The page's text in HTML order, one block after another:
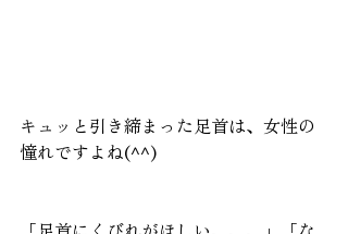
キュッと引き締まった足首は、女性の
憧れですよね(^^)